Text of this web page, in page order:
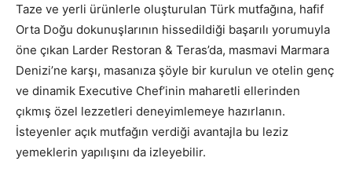
Taze ve yerli ürünlerle oluşturulan Türk mutfağına, hafif
Orta Doğu dokunuşlarının hissedildiği başarılı yorumuyla
öne çıkan Larder Restoran & Teras’da, masmavi Marmara
Denizi’ne karşı, masanıza şöyle bir kurulun ve otelin genç
ve dinamik Executive Chef’inin maharetli ellerinden
çıkmış özel lezzetleri deneyimlemeye hazırlanın.
İsteyenler açık mutfağın verdiği avantajla bu leziz
yemeklerin yapılışını da izleyebilir.